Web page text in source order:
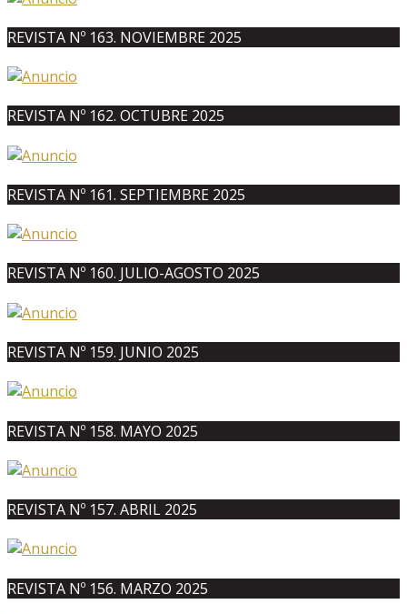
REVISTA Nº 163. NOVIEMBRE 2025
REVISTA Nº 162. OCTUBRE 2025
REVISTA Nº 161. SEPTIEMBRE 2025
REVISTA Nº 160. JULIO-AGOSTO 2025
REVISTA Nº 159. JUNIO 2025
REVISTA Nº 158. MAYO 2025
REVISTA Nº 157. ABRIL 2025
REVISTA Nº 156. MARZO 2025